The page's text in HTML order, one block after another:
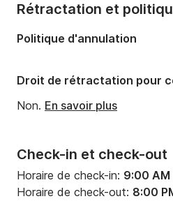
Check-in et check-out
Horaire de check-in: 9:00 AM
Horaire de check-out: 8:00
Rétractation et
Politique d'annulation
Droit de rétractation pour
Non. En savoir plus